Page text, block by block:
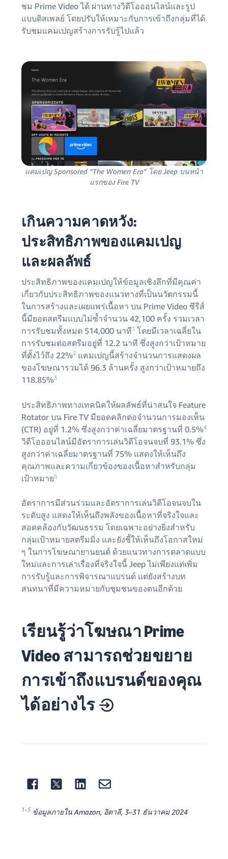
ชม Prime Video ได้ ผ่านทางวิดีโอออนไลน์และรูป
แบบดิสเพลย์ โดยปรับให้เหมาะกับการเข้าถึงกลุ่มที่ได้
รับชมแคมเปญสร้างการรับรู้ไปแล้ว
แคมเปญ Sponsored “The Women Era” โดย Jeep บนหน้า
แรกของ Fire TV
เกินความคาดหวัง:
ประสิทธิภาพของแคมเปญ
และผลลัพธ์
ประสิทธิภาพของแคมเปญให้ข้อมูลเชิงลึกที่มีคุณค่า
เกี่ยวกับประสิทธิภาพของแนวทางที่เป็นนวัตกรรมนี้
ในการสร้างและเผยแพร่เนื้อหา บน Prime Video ซีรีส์
นี้มียอดสตรีมแบบไม่ซ้ำจำนวน 42,100 ครั้ง รวมเวลา
การรับชมทั้งหมด 514,000 นาที1 โดยมีเวลาเฉลี่ยใน
การรับชมต่อสตรีมอยู่ที่ 12.2 นาที ซึ่งสูงกว่าเป้าหมาย
ที่ตั้งไว้ถึง 22%2 แคมเปญนี้สร้างจำนวนการแสดงผล
ของโฆษณารวมได้ 96.3 ล้านครั้ง สูงกว่าเป้าหมายถึง
118.85%3
ประสิทธิภาพทางเทคนิคให้ผลลัพธ์ที่น่าสนใจ Feature
Rotator บน Fire TV มียอดคลิกต่อจำนวนการมองเห็น
(CTR) อยู่ที่ 1.2% ซึ่งสูงกว่าค่าเฉลี่ยมาตรฐานที่ 0.5%4
วิดีโอออนไลน์มีอัตราการเล่นวิดีโอจนจบที่ 93.1% ซึ่ง
สูงกว่าค่าเฉลี่ยมาตรฐานที่ 75% แสดงให้เห็นถึง
คุณภาพและความเกี่ยวข้องของเนื้อหาสำหรับกลุ่ม
เป้าหมาย5
อัตราการมีส่วนร่วมและอัตราการเล่นวิดีโอจนจบใน
ระดับสูง แสดงให้เห็นถึงพลังของเนื้อหาที่จริงใจและ
สอดคล้องกับวัฒนธรรม โดยเฉพาะอย่างยิ่งสำหรับ
กลุ่มเป้าหมายสตรีมมิ่ง และยังชี้ให้เห็นถึงโอกาสใหม่
ๆ ในการโฆษณายานยนต์ ด้วยแนวทางการตลาดแบบ
ใหม่และการเล่าเรื่องที่จริงใจนี้ Jeep ไม่เพียงแต่เพิ่ม
การรับรู้และการพิจารณาแบรนด์ แต่ยังสร้างบท
สนทนาที่มีความหมายกับชุมชนของตนอีกด้วย
เรียนรู้ว่าโฆษณา Prime
Video สามารถช่วยขยาย
การเข้าถึงแบรนด์ของคุณ
ได้อย่างไร
1–5 ข้อมูลภายใน Amazon, อิตาลี, 3–31 ธันวาคม 2024